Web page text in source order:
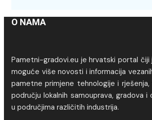
O NAMA
Pametni-gradovi.eu je hrvatski portal
moguće više novosti i informacija
pametne primjene tehnologije i
području lokalnih samouprava, gradova i
u područjima različitih industrija.